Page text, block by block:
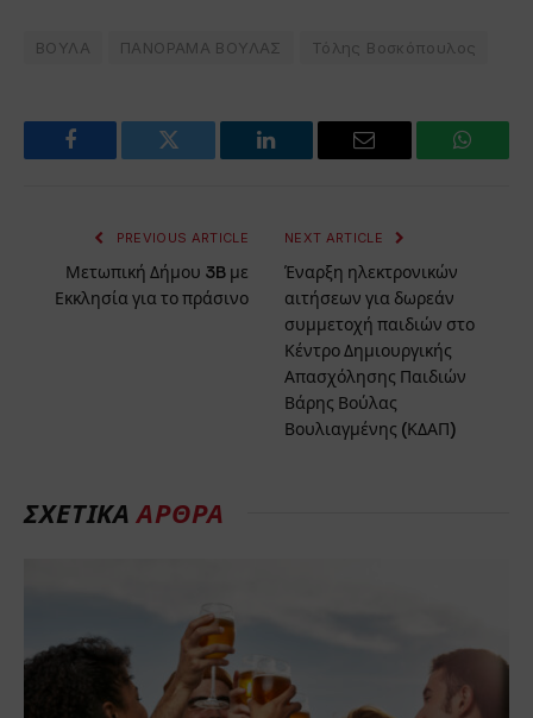
ΒΟΥΛΑ ΠΑΝΟΡΑΜΑ ΒΟΥΛΑΣ Τόλης Βοσκόπουλος
Facebook Twitter LinkedIn Email
PREVIOUS ARTICLE
Μετωπική Δήμου 3B με
Εκκλησία για το πράσινο
NEXT ARTICLE
Έναρξη ηλεκτρονικών
αιτήσεων για δωρεάν
συμμετοχή παιδιών στο
Κέντρο Δημιουργικής
Απασχόλησης Παιδιών
Βάρης Βούλας
Βουλιαγμένης (ΚΔΑΠ)
ΣΧΕΤΙΚΑΑΡΘΡΑ